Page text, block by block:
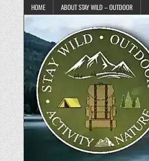
Skip to content
HOME ABOUT STAY WILD – OUTDOOR